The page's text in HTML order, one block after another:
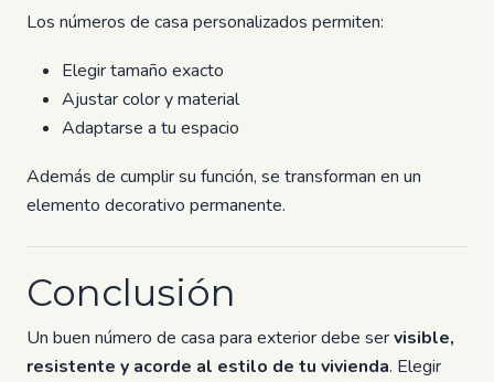
Los números de casa personalizados permiten:
Elegir tamaño exacto
Ajustar color y material
Adaptarse a tu espacio
Además de cumplir su función, se transforman en un
elemento decorativo permanente.
Conclusión
Un buen número de casa para exterior debe servisible,
resistente y acorde al estilo de tu vivienda. Elegir